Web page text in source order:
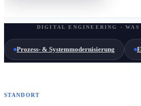
DIGITAL ENGINEERING ·
Prozess- & Systemmodernisierung
STANDORT